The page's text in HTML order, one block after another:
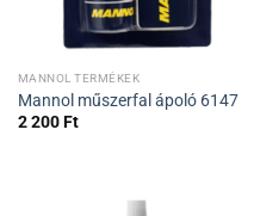
MANNOL TERMÉKEK
Mannol műszerfal ápoló 6147
2 200Ft